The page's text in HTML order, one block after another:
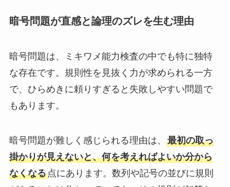
暗号問題が直感と論理のズレを生む理由
暗号問題は、ミキワメ能力検査の中でも特に独特
な存在です。規則性を見抜く力が求められる一方
で、ひらめきに頼りすぎると失敗しやすい問題で
もあります。
暗号問題が難しく感じられる理由は、 最初の取っ
掛かりが見えないと、何を考えればよいか分から
なくなる点にあります。数列や記号の並びに規則